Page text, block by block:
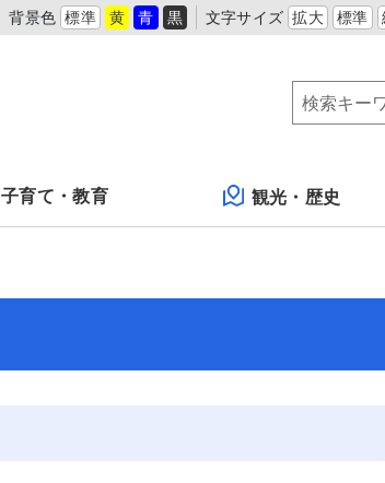
背景色 標準 黄 青 黒 文字サイズ 拡大 標準
子育て・教育 観光・歴史